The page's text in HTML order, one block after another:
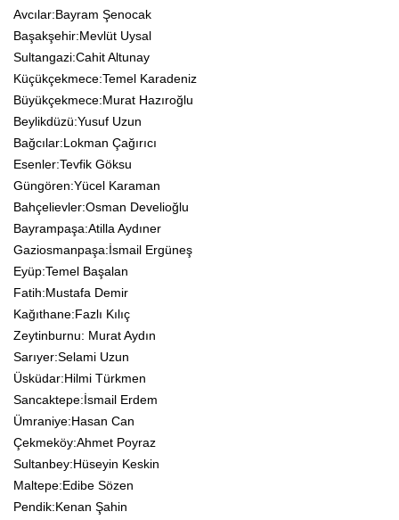
Avcılar:Bayram Şenocak
Başakşehir:Mevlüt Uysal
Sultangazi:Cahit Altunay
Küçükçekmece:Temel Karadeniz
Büyükçekmece:Murat Hazıroğlu
Beylikdüzü:Yusuf Uzun
Bağcılar:Lokman Çağırıcı
Esenler:Tevfik Göksu
Güngören:Yücel Karaman
Bahçelievler:Osman Develioğlu
Bayrampaşa:Atilla Aydıner
Gaziosmanpaşa:İsmail Ergüneş
Eyüp:Temel Başalan
Fatih:Mustafa Demir
Kağıthane:Fazlı Kılıç
Zeytinburnu: Murat Aydın
Sarıyer:Selami Uzun
Üsküdar:Hilmi Türkmen
Sancaktepe:İsmail Erdem
Ümraniye:Hasan Can
Çekmeköy:Ahmet Poyraz
Sultanbey:Hüseyin Keskin
Maltepe:Edibe Sözen
Pendik:Kenan Şahin